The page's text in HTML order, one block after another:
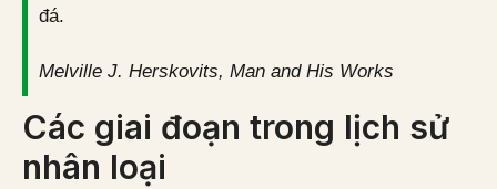
đá.
Melville J. Herskovits, Man and His Works
Các giai đoạn trong lịch sử
nhân loại